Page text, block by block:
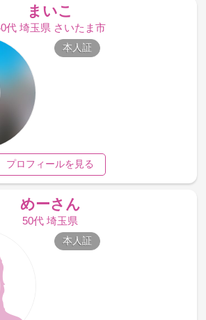
まいこ
代 埼玉県 さいたま市
本人証
プロフィールを見る
めーさん
50代 埼玉県
本人証